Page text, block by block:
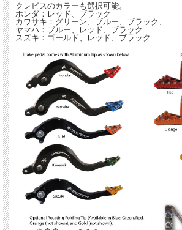
クレビスのカラーも選択可能。
ホンダ：レッド、ブラック
カワサキ：グリーン、ブルー、ブラック、
ヤマハ：ブルー、レッド、ブラック
スズキ：ゴールド、レッド、ブラック